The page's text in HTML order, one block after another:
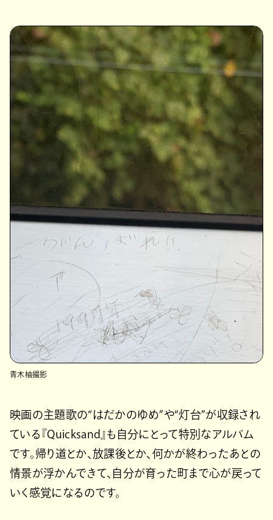
青木柚撮影
映画の主題歌の“はだかのゆめ”や“灯台”が収録され
ている『Quicksand』も自分にとって特別なアルバム
です。帰り道とか、放課後とか、何かが終わったあとの
情景が浮かんできて、自分が育った町まで心が戻って
いく感覚になるのです。